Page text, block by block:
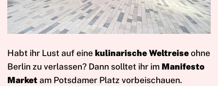
Habt ihr Lust auf einekulinarische Weltreiseohne
Berlin zu verlassen? Dann solltet ihr im Manifesto
Marketam Potsdamer Platz vorbeischauen.